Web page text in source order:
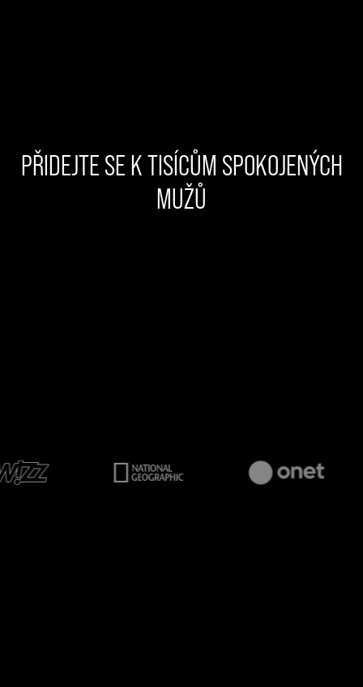
PŘIDEJTE SE K TISÍCŮM SPOKOJENÝCH
MUŽŮ